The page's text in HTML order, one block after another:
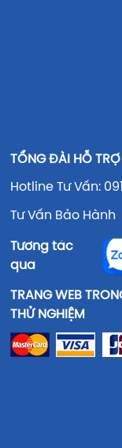
TỔNG ĐÀI HỖ TRỢ
Hotline Tư Vấn:
Tư Vấn Bảo Hành
Tương tác
qua
TRANG WEB
THỬ NGHIỆM